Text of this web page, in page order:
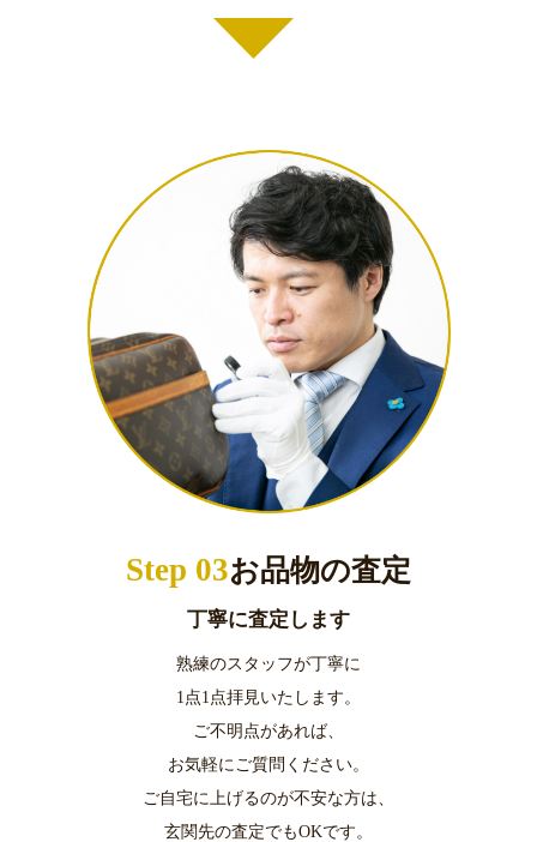
Step 03お品物の査定
丁寧に査定します
熟練のスタッフが丁寧に
1点1点拝見いたします。
ご不明点があれば、
お気軽にご質問ください。
ご自宅に上げるのが不安な方は、
玄関先の査定でもOKです。